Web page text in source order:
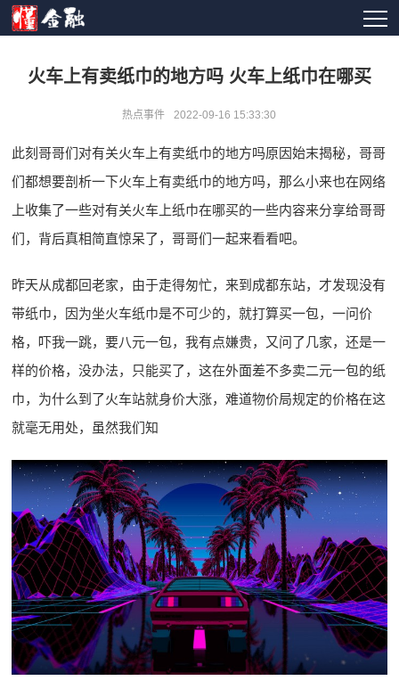
火车上有卖纸巾的地方吗 火车上纸巾在哪买
热点事件 2022-09-16 15:33:30
此刻哥哥们对有关火车上有卖纸巾的地方吗原因始末揭秘，哥哥
们都想要剖析一下火车上有卖纸巾的地方吗，那么小来也在网络
上收集了一些对有关火车上纸巾在哪买的一些内容来分享给哥哥
们，背后真相简直惊呆了，哥哥们一起来看看吧。
昨天从成都回老家，由于走得匆忙，来到成都东站，才发现没有
带纸巾，因为坐火车纸巾是不可少的，就打算买一包，一问价
格，吓我一跳，要八元一包，我有点嫌贵，又问了几家，还是一
样的价格，没办法，只能买了，这在外面差不多卖二元一包的纸
巾，为什么到了火车站就身价大涨，难道物价局规定的价格在这
就毫无用处，虽然我们知